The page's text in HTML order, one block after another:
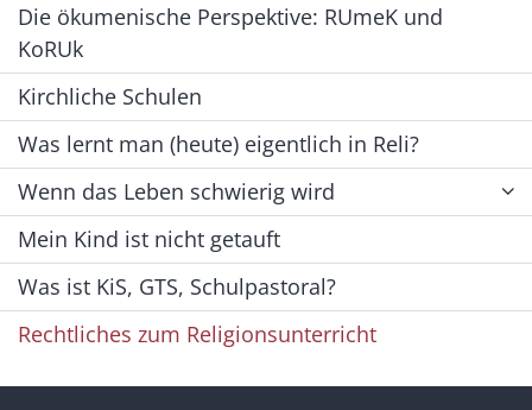
Die ökumenische Perspektive: RUmeK und
KoRUk
Kirchliche Schulen
Was lernt man (heute) eigentlich in Reli?
Wenn das Leben schwierig wird
Mein Kind ist nicht getauft
Was ist KiS, GTS, Schulpastoral?
Rechtliches zum Religionsunterricht